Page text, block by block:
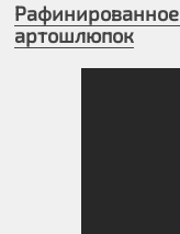
артошлюпок